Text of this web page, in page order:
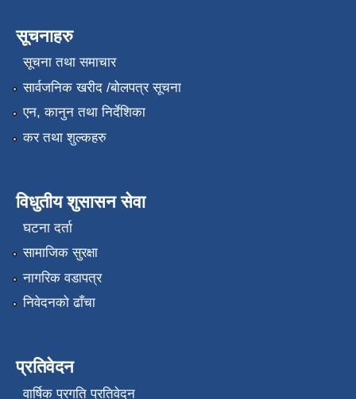
सूचनाहरु
सूचना तथा समाचार
सार्वजनिक खरीद /बोलपत्र सूचना
एन, कानुन तथा निर्देशिका
कर तथा शुल्कहरु
विधुतीय शुसासन सेवा
घटना दर्ता
सामाजिक सुरक्षा
नागरिक वडापत्र
निवेदनको ढाँचा
प्रतिवेदन
वार्षिक प्रगति प्रतिवेदन